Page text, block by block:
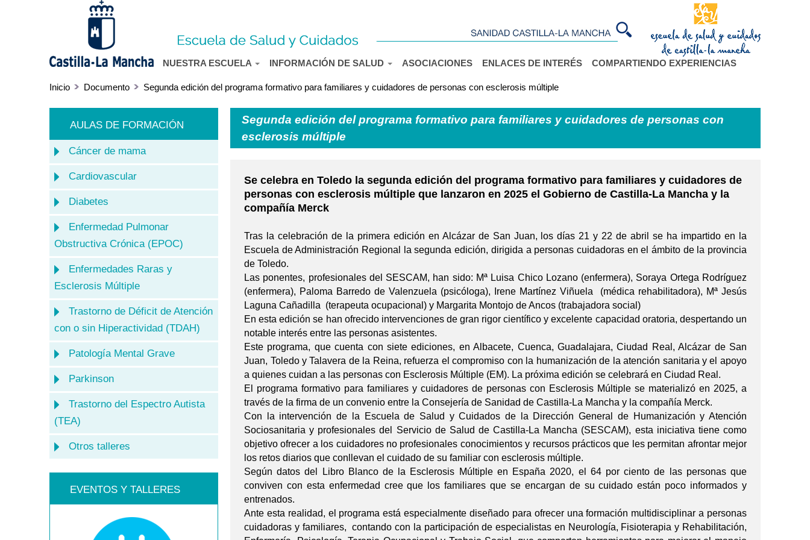
NUESTRA ESCUELA INFORMACIÓN DE SALUD ASOCIACIONES ENLACES DE INTERÉS COMPARTIENDO EXPERIENCIAS
Inicio Documento Segunda edición del programa formativo para familiares y cuidadores de personas con esclerosis múltiple
AULAS DE FORMACIÓN
Cáncer de mama
Cardiovascular
Diabetes
Enfermedad Pulmonar
Obstructiva Crónica (EPOC)
Enfermedades Raras y
Esclerosis Múltiple
Trastorno de Déficit de Atención
con o sin Hiperactividad (TDAH)
Patología Mental Grave
Parkinson
Trastorno del Espectro Autista
(TEA)
Otros talleres
EVENTOS Y TALLERES
Segunda edición del programa formativo para familiares y cuidadores de personas con
esclerosis múltiple
Se celebra en Toledo la segunda edición del programa formativo para familiares y cuidadores de
personas con esclerosis múltiple que lanzaron en 2025 el Gobierno de Castilla-La Mancha y la
compañía Merck
Tras la celebración de la primera edición en Alcázar de San Juan, los días 21 y 22 de abril se ha impartido en la
Escuela de Administración Regional la segunda edición, dirigida a personas cuidadoras en el ámbito de la provincia
de Toledo.
Las ponentes, profesionales del SESCAM, han sido: Mª Luisa Chico Lozano (enfermera), Soraya Ortega Rodríguez
(enfermera), Paloma Barredo de Valenzuela (psicóloga), Irene Martínez Viñuela (médica rehabilitadora), Mª Jesús
Laguna Cañadilla (terapeuta ocupacional) y Margarita Montojo de Ancos (trabajadora social)
En esta edición se han ofrecido intervenciones de gran rigor científico y excelente capacidad oratoria, despertando un
notable interés entre las personas asistentes.
Este programa, que cuenta con siete ediciones, en Albacete, Cuenca, Guadalajara, Ciudad Real, Alcázar de San
Juan, Toledo y Talavera de la Reina, refuerza el compromiso con la humanización de la atención sanitaria y el apoyo
a quienes cuidan a las personas con Esclerosis Múltiple (EM). La próxima edición se celebrará en Ciudad Real.
El programa formativo para familiares y cuidadores de personas con Esclerosis Múltiple se materializó en 2025, a
través de la firma de un convenio entre la Consejería de Sanidad de Castilla-La Mancha y la compañía Merck.
Con la intervención de la Escuela de Salud y Cuidados de la Dirección General de Humanización y Atención
Sociosanitaria y profesionales del Servicio de Salud de Castilla-La Mancha (SESCAM), esta iniciativa tiene como
objetivo ofrecer a los cuidadores no profesionales conocimientos y recursos prácticos que les permitan afrontar mejor
los retos diarios que conllevan el cuidado de su familiar con esclerosis múltiple.
Según datos del Libro Blanco de la Esclerosis Múltiple en España 2020, el 64 por ciento de las personas que
conviven con esta enfermedad cree que los familiares que se encargan de su cuidado están poco informados y
entrenados.
Ante esta realidad, el programa está especialmente diseñado para ofrecer una formación multidisciplinar a personas
cuidadoras y familiares, contando con la participación de especialistas en Neurología, Fisioterapia y Rehabilitación,